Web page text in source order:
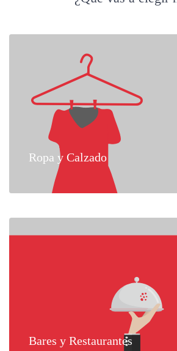
Ropa y Calzado
Bares y Restaurantes